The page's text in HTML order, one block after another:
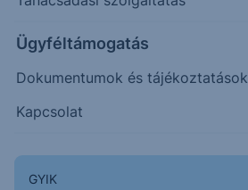
Ügyféltámogatás
Dokumentumok és tájékoztatások
Kapcsolat
GYIK
22.50
22.75